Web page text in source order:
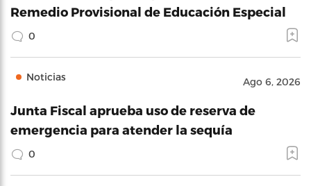
Remedio Provisional de Educación Especial
0
Noticias Ago 6, 2026
Junta Fiscal aprueba uso de reserva de
emergencia para atender la sequía
0